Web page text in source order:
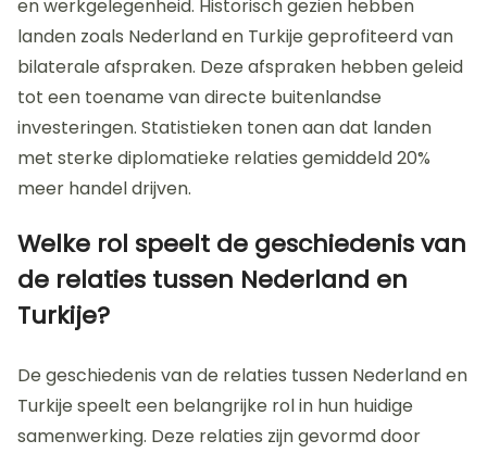
en werkgelegenheid. Historisch gezien hebben
landen zoals Nederland en Turkije geprofiteerd van
bilaterale afspraken. Deze afspraken hebben geleid
tot een toename van directe buitenlandse
investeringen. Statistieken tonen aan dat landen
met sterke diplomatieke relaties gemiddeld 20%
meer handel drijven.
Welke rol speelt de geschiedenis van
de relaties tussen Nederland en
Turkije?
De geschiedenis van de relaties tussen Nederland en
Turkije speelt een belangrijke rol in hun huidige
samenwerking. Deze relaties zijn gevormd door